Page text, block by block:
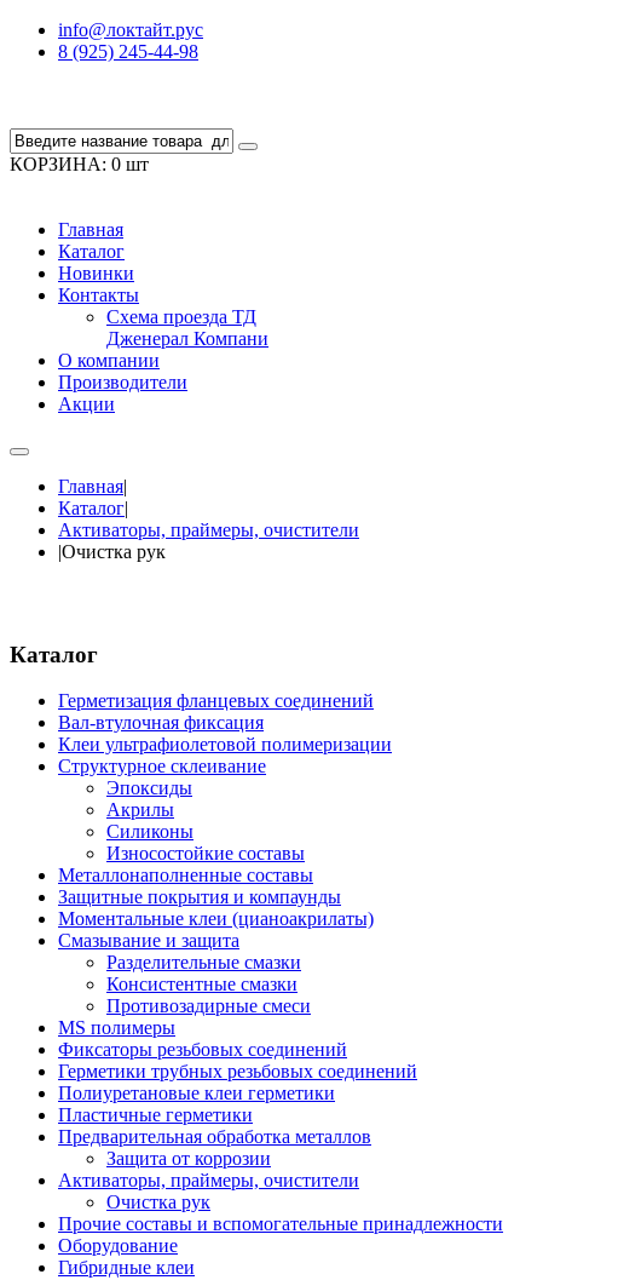
info@локтайт.рус
8 (925) 245-44-98
КОРЗИНА: 0 шт
Главная
Каталог
Новинки
Контакты
Схема проезда ТД
Дженерал Компани
О компании
Производители
Акции
Главная|
Каталог|
Активаторы, праймеры, очистители
|Очистка рук
Каталог
Герметизация фланцевых соединений
Вал-втулочная фиксация
Клеи ультрафиолетовой полимеризации
Структурное склеивание
Эпоксиды
Акрилы
Силиконы
Износостойкие составы
Металлонаполненные составы
Защитные покрытия и компаунды
Моментальные клеи (цианоакрилаты)
Смазывание и защита
Разделительные смазки
Консистентные смазки
Противозадирные смеси
MS полимеры
Фиксаторы резьбовых соединений
Герметики трубных резьбовых соединений
Полиуретановые клеи герметики
Пластичные герметики
Предварительная обработка металлов
Защита от коррозии
Активаторы, праймеры, очистители
Очистка рук
Прочие составы и вспомогательные принадлежности
Оборудование
Гибридные клеи